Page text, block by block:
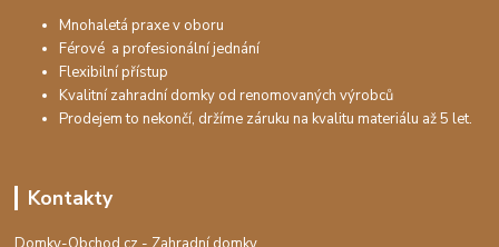
Mnohaletá praxe v oboru
Férové a profesionální jednání
Flexibilní přístup
Kvalitní zahradní domky od renomovaných výrobců
Prodejem to nekončí, držíme záruku na kvalitu materiálu až 5 let.
Kontakty